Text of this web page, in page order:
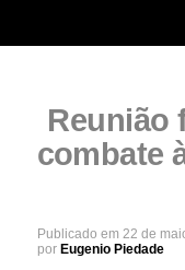
Reunião
combate
Publicado em 22 de
por Eugenio Piedade